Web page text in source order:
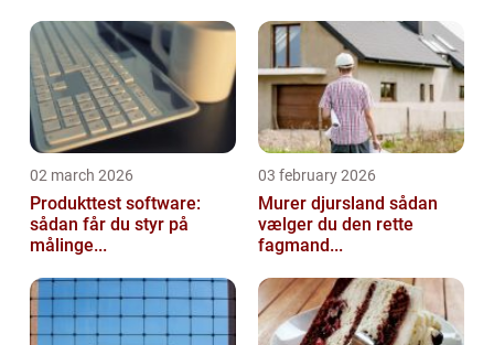
02 march 2026
Produkttest software:
sådan får du styr på
målinge...
03 february 2026
Murer djursland sådan
vælger du den rette
fagmand...